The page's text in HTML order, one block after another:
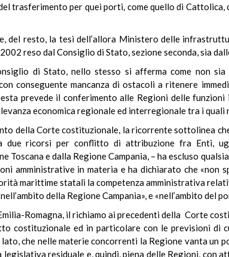
trasferimento per quei porti, come quello di Cattolica,
del resto, la tesi dell’allora Ministero delle
reso dal Consiglio di Stato, sezione seconda, sia
di Stato, nello stesso si afferma come non
conseguente mancanza di ostacoli a ritenere
prevede il conferimento alle Regioni delle
economica regionale ed interregionale tra i
della Corte costituzionale, la ricorrente sottolinea
due ricorsi per conflitto di attribuzione fra Enti,
Toscana e dalla Regione Campania, – ha escluso
amministrative in materia e ha dichiarato che
marittime statali la competenza amministrativa
della Regione Campania», e «nell’ambito del
Romagna, il richiamo ai precedenti della Corte
costituzionale ed in particolare con le previsioni
che nelle materie concorrenti la Regione vanta un
legislativa residuale e, quindi, piena delle Regioni,